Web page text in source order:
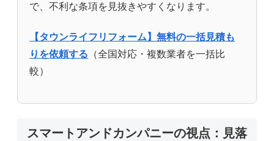
で、不利な条項を見抜きやすくなります。
【タウンライフリフォーム】無料の一括見積も
りを依頼する （全国対応・複数業者を一括比
較）
スマートアンドカンパニーの視点：見落